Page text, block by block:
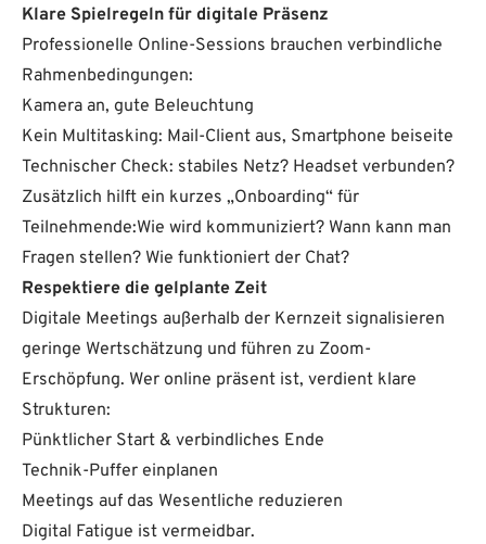
Klare Spielregeln für digitale Präsenz
Professionelle Online-Sessions brauchen verbindliche
Rahmenbedingungen:
Kamera an, gute Beleuchtung
Kein Multitasking: Mail-Client aus, Smartphone beiseite
Technischer Check: stabiles Netz? Headset verbunden?
Zusätzlich hilft ein kurzes „Onboarding“ für
Teilnehmende:Wie wird kommuniziert? Wann kann man
Fragen stellen? Wie funktioniert der Chat?
Respektiere die gelplante Zeit
Digitale Meetings außerhalb der Kernzeit signalisieren
geringe Wertschätzung und führen zu Zoom-
Erschöpfung. Wer online präsent ist, verdient klare
Strukturen:
Pünktlicher Start & verbindliches Ende
Technik-Puffer einplanen
Meetings auf das Wesentliche reduzieren
Digital Fatigue ist vermeidbar.